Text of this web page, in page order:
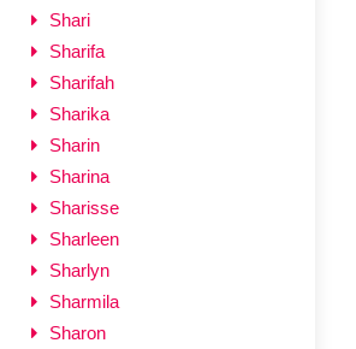
Shari
Sharifa
Sharifah
Sharika
Sharin
Sharina
Sharisse
Sharleen
Sharlyn
Sharmila
Sharon